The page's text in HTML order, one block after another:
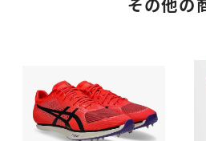
その他の